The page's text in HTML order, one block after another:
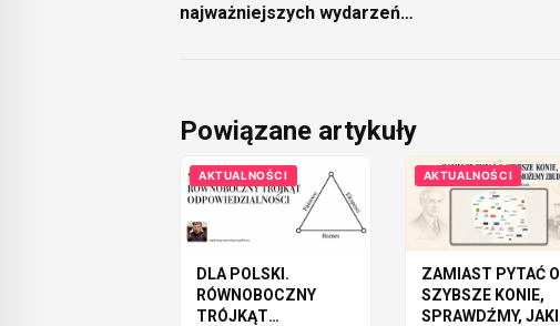
najważniejszych wydarzeń
Powiązane artykuły
AKTUALNOŚCI
DLA POLSKI.
RÓWNOBOCZNY
TRÓJKĄT
AKTUALNOŚCI
ZAMIAST PYTAĆ O
SZYBSZE KONIE,
SPRAWDŹMY, JAKI